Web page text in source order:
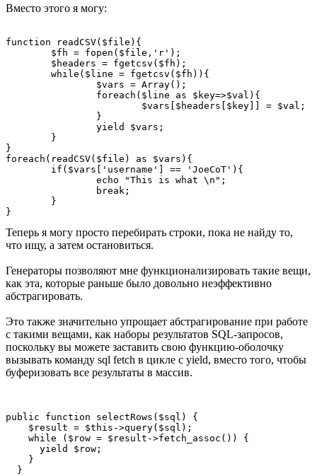
Вместо этого я могу:
function readCSV($file){
}
foreach(readCSV($file) as $vars){
Теперь я могу просто перебирать строки, пока не найду то,
что ищу, а затем остановиться.
Генераторы позволяют мне функционализировать такие вещи,
как эта, которые раньше было довольно неэффективно
абстрагировать.
Это также значительно упрощает абстрагирование при работе
с такими вещами, как наборы результатов SQL-запросов,
поскольку вы можете заставить свою функцию-оболочку
вызывать команду sql fetch в цикле с yield, вместо того, чтобы
буферизовать все результаты в массив.
public function selectRows($sql) {
    $result = $this->query($sql);
    while ($row = $result->fetch_assoc()) {
      yield $row;
    }
  }